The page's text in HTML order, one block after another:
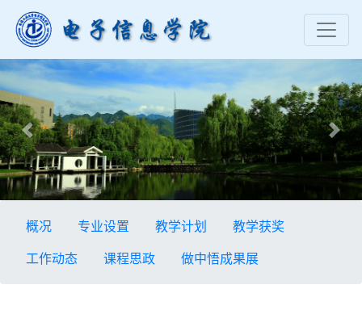
Previous Next
概况 专业设置 教学计划
教学获奖
工作动态
课程思政 做中悟成果展